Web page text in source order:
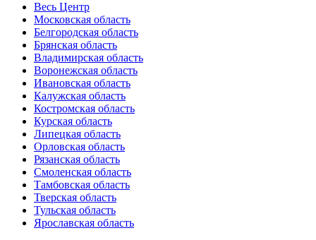
Весь Центр
Московская область
Белгородская область
Брянская область
Владимирская область
Воронежская область
Ивановская область
Калужская область
Костромская область
Курская область
Липецкая область
Орловская область
Рязанская область
Смоленская область
Тамбовская область
Тверская область
Тульская область
Ярославская область